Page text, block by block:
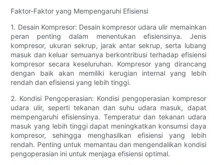
Faktor-Faktor yang Mempengaruhi Efisiensi
1. Desain Kompresor: Desain kompresor udara ulir memainkan
peran penting dalam menentukan efisiensinya. Jenis
kompresor, ukuran sekrup, jarak antar sekrup, serta lubang
masuk dan keluar semuanya berkontribusi terhadap efisiensi
kompresor secara keseluruhan. Kompresor yang dirancang
dengan baik akan memiliki kerugian internal yang lebih
rendah dan efisiensi yang lebih tinggi.
2. Kondisi Pengoperasian: Kondisi pengoperasian kompresor
udara ulir, seperti tekanan dan suhu udara masuk, dapat
mempengaruhi efisiensinya. Temperatur dan tekanan udara
masuk yang lebih tinggi dapat meningkatkan konsumsi daya
kompresor, sehingga menghasilkan efisiensi yang lebih
rendah. Penting untuk memantau dan mengendalikan kondisi
pengoperasian ini untuk menjaga efisiensi optimal.